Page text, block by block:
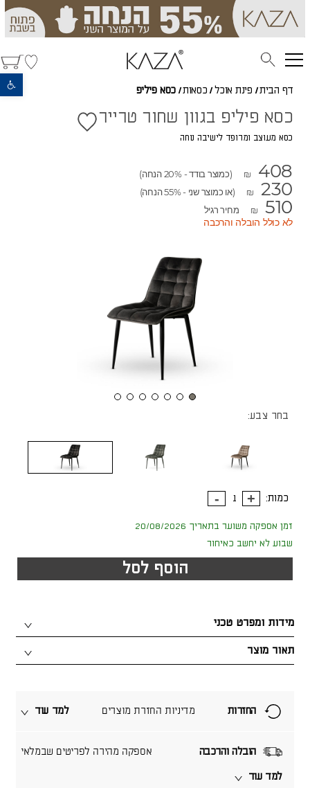
פתח סרגל נגישות
דף הבית/ פינת אוכל / כסאות/ כסא פיליפ
כסא פיליפ בגוון שחור טרייר
כסא מעוצב ומרופד לישיבה נוחה
₪ 408 (כמוצר בודד - 20% הנחה)
₪ 230 (או כמוצר שני - 55% הנחה)
₪ 510 מחיר רגיל
לא כולל הובלה והרכבה
בחר צבע:
כמות:
זמן אספקה משוער בתאריך 20/08/2026
שבוע לא יחשב כאיחור
הוסף לסל
תאור מוצר
מידות ומפרט טכני
הובלה והרכבה אספקה מהירה לפריטים שבמלאי
למד עוד
החזרות מדיניות החזרת מוצרים למד עוד